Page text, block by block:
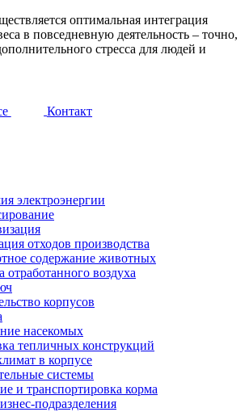
оптимальная интеграция
в повседневную деятельность – точно,
стресса для людей и
Контакт
электроэнергии
отходов производства
содержание животных
отработанного воздуха
корпусов
насекомых
тепличных конструкций
в корпусе
системы
и транспортировка корма
подразделения